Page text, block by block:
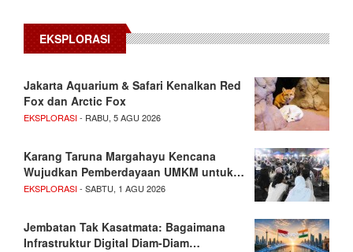
EKSPLORASI
Jakarta Aquarium & Safari Kenalkan Red
Fox dan Arctic Fox
EKSPLORASI- RABU, 5 AGU 2026
Karang Taruna Margahayu Kencana
Wujudkan Pemberdayaan UMKM untuk…
EKSPLORASI- SABTU, 1 AGU 2026
Jembatan Tak Kasatmata: Bagaimana
Infrastruktur Digital Diam-Diam…